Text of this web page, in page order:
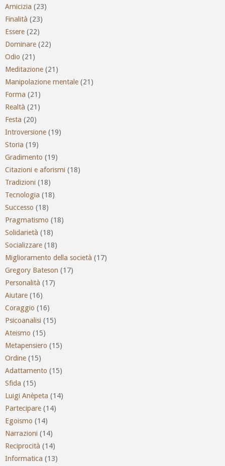
Amicizia (23)
Finalità (23)
Essere (22)
Dominare (22)
Odio (21)
Meditazione (21)
Manipolazione mentale (21)
Forma (21)
Realtà (21)
Festa (20)
Introversione (19)
Storia (19)
Gradimento (19)
Citazioni e aforismi (18)
Tradizioni (18)
Tecnologia (18)
Successo (18)
Pragmatismo (18)
Solidarietà (18)
Socializzare (18)
Miglioramento della società (17)
Gregory Bateson (17)
Personalità (17)
Aiutare (16)
Coraggio (16)
Psicoanalisi (15)
Ateismo (15)
Metapensiero (15)
Ordine (15)
Adattamento (15)
Sfida (15)
Luigi Anèpeta (14)
Partecipare (14)
Egoismo (14)
Narrazioni (14)
Reciprocità (14)
Informatica (13)